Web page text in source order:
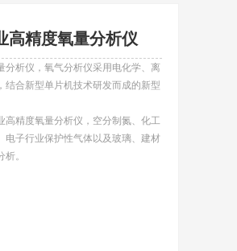
高精度氧量分析仪
分析仪，氧气分析仪采用电化学、离
结合新型单片机技术研发而成的新型
高精度氧量分析仪，空分制氮、化工
电子行业保护性气体以及玻璃、建材
。